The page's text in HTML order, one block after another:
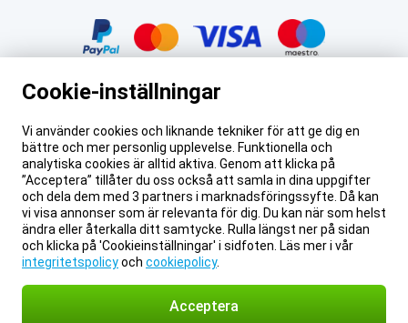
Juridisk fotnot
De priser som anges på den här sidan inkluderar moms om inget annat
anges. Priserna inkluderar inte fraktkostnader.
*Leveranstiderna gäller inte för alla produkter eller fraktmetoder: mer
information.
Om Gomibo.se
Sekretess
Juridisk information
Cookie-inställningar
Allmänna villkor © 2026 Gomibo.se
Cookie-inställningar
Vi använder cookies och liknande tekniker för att ge dig en
bättre och mer personlig upplevelse. Funktionella och
analytiska cookies är alltid aktiva. Genom att klicka på
”Acceptera” tillåter du oss också att samla in dina uppgifter
och dela dem med 3 partners i marknadsföringssyfte. Då kan
vi visa annonser som är relevanta för dig. Du kan när som helst
ändra eller återkalla ditt samtycke. Rulla längst ner på sidan
och klicka på 'Cookieinställningar' i sidfoten. Läs mer i vår
integritetspolicyoch cookiepolicy.
Acceptera